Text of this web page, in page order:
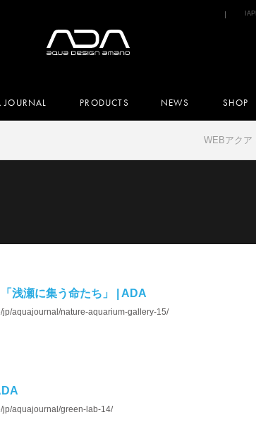
JOURNAL PRODUCTS NEWS SHOP
WEBアクア
浅瀬に集う命たち」 | ADA
jp/aquajournal/nature-aquarium-gallery-15/
jp/aquajournal/green-lab-14/